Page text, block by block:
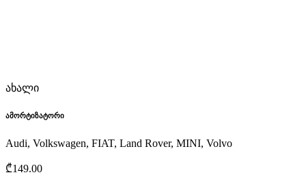
ახალი
ამორტიზატორი
Audi, Volkswagen, FIAT, Land Rover, MINI, Volvo
₾149.00